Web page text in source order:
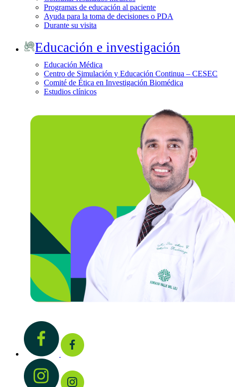
Programas de educación al paciente
Ayuda para la toma de decisiones o PDA
Durante su visita
Educación e investigación
Educación Médica
Centro de Simulación y Educación Continua – CESEC
Comité de Ética en Investigación Biomédica
Estudios clínicos